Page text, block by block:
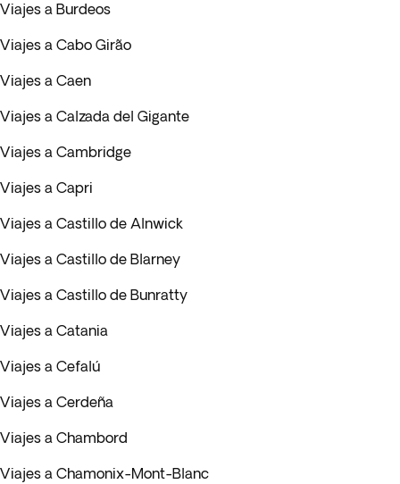
Viajes a Burdeos
Viajes a Cabo Girão
Viajes a Caen
Viajes a Calzada del Gigante
Viajes a Cambridge
Viajes a Capri
Viajes a Castillo de Alnwick
Viajes a Castillo de Blarney
Viajes a Castillo de Bunratty
Viajes a Catania
Viajes a Cefalú
Viajes a Cerdeña
Viajes a Chambord
Viajes a Chamonix-Mont-Blanc